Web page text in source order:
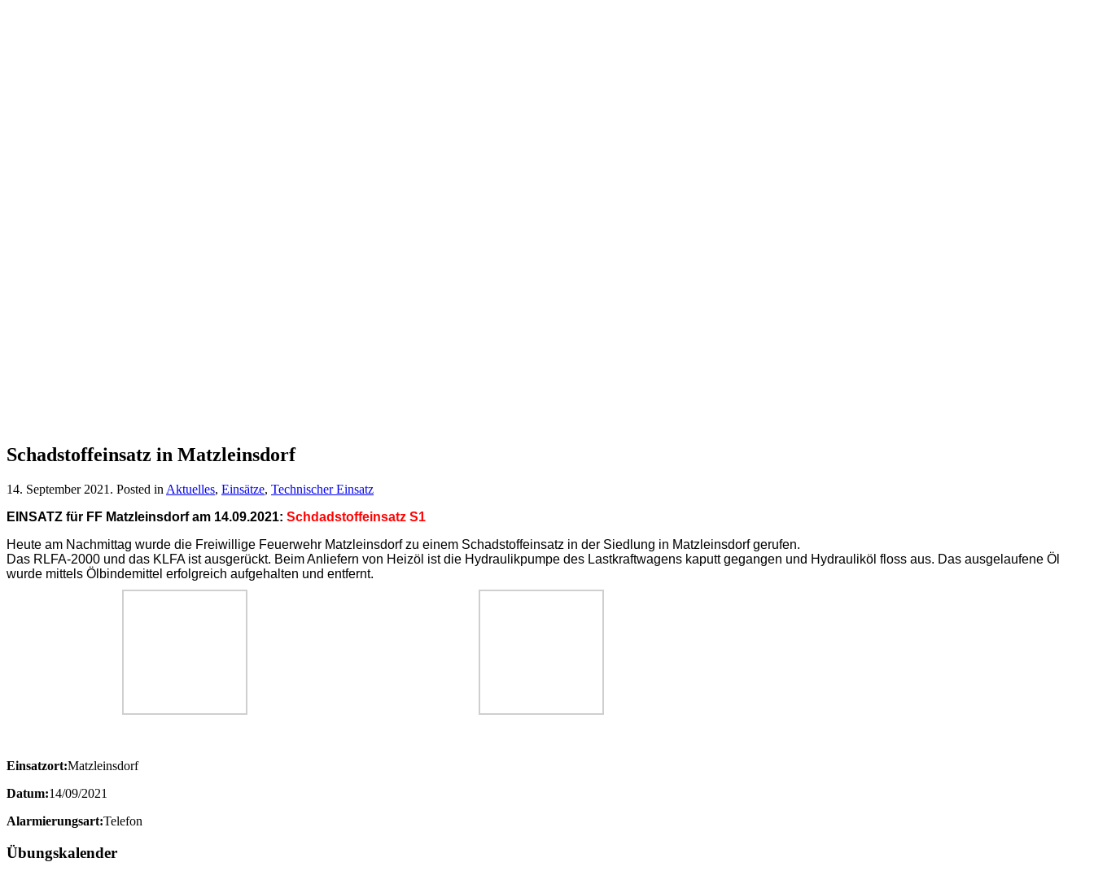
Schadstoffeinsatz in Matzleinsdorf
14. September 2021 . Posted in Aktuelles, Einsätze, Technischer Einsatz
EINSATZ für FF Matzleinsdorf am 14.09.2021: Schdadstoffeinsatz S1
Heute am Nachmittag wurde die Freiwillige Feuerwehr Matzleinsdorf zu einem Schadstoffeinsatz in der Siedlung in Matzleinsdorf gerufen.
Das RLFA-2000 und das KLFA ist ausgerückt. Beim Anliefern von Heizöl ist die Hydraulikpumpe des Lastkraftwagens kaputt gegangen und Hydrauliköl floss aus. Das ausgelaufene Öl
wurde mittels Ölbindemittel erfolgreich aufgehalten und entfernt.
Einsatzort:Matzleinsdorf
Datum:14/09/2021
Alarmierungsart:Telefon
Übungskalender